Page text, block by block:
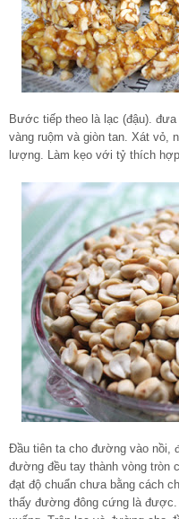
Bước tiếp theo là lạc (đậu).
vàng ruộm và giòn tan. Xát vỏ,
lượng. Làm kẹo với tỷ thích
Đầu tiên ta cho đường vào nồi,
đường đều tay thành vòng tròn
đạt độ chuẩn chưa bằng cách
thấy đường đông cứng là